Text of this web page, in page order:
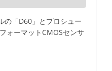
の「D60」とプロシュー
ォーマットCMOSセンサ